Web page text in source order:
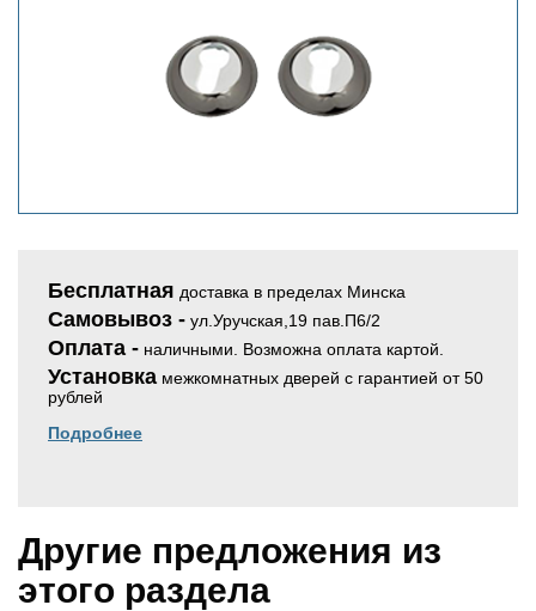
Бесплатная доставка в пределах Минска
Самовывоз - ул.Уручская,19 пав.П6/2
Оплата - наличными. Возможна оплата картой.
Установка межкомнатных дверей с гарантией от 50
рублей
Подробнее
Другие предложения из
этого раздела